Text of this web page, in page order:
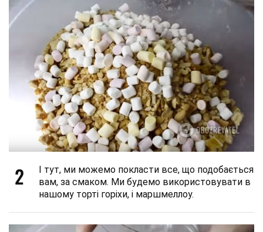
2
І тут, ми можемо покласти все, що подобається
вам, за смаком. Ми будемо використовувати в
нашому торті горіхи, і маршмеллоу.